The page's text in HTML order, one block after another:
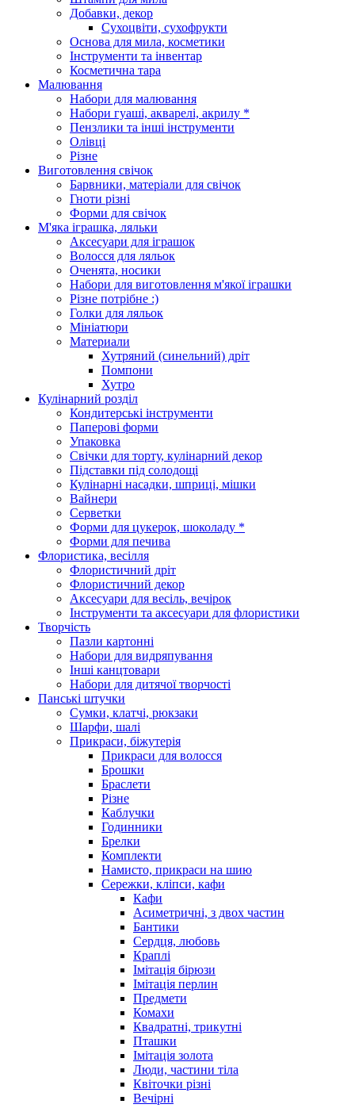
Добавки, декор
Сухоцвіти, сухофрукти
Основа для мила, косметики
Інструменти та інвентар
Косметична тара
Малювання
Набори для малювання
Набори гуаші, акварелі, акрилу *
Пензлики та інші інструменти
Олівці
Різне
Виготовлення свічок
Барвники, матеріали для свічок
Гноти різні
Форми для свічок
М'яка іграшка, ляльки
Аксесуари для іграшок
Волосся для ляльок
Оченята, носики
Набори для виготовлення м'якої іграшки
Різне потрібне :)
Голки для ляльок
Мініатюри
Материали
Хутряний (синельний) дріт
Помпони
Хутро
Кулінарний розділ
Кондитерські інструменти
Паперові форми
Упаковка
Свічки для торту, кулінарний декор
Підставки під солодощі
Кулінарні насадки, шприці, мішки
Вайнери
Серветки
Форми для цукерок, шоколаду *
Форми для печива
Флористика, весілля
Флористичний дріт
Флористичний декор
Аксесуари для весіль, вечірок
Інструменти та аксесуари для флористики
Творчість
Пазли картонні
Набори для видряпування
Інші канцтовари
Набори для дитячої творчості
Панські штучки
Сумки, клатчі, рюкзаки
Шарфи, шалі
Прикраси, біжутерія
Прикраси для волосся
Брошки
Браслети
Різне
Каблучки
Годинники
Брелки
Комплекти
Намисто, прикраси на шию
Сережки, кліпси, кафи
Кафи
Асиметричні, з двох частин
Бантики
Сердця, любовь
Краплі
Імітація бірюзи
Імітація перлин
Предмети
Комахи
Квадратні, трикутні
Пташки
Імітація золота
Люди, частини тіла
Квіточки різні
Вечірні